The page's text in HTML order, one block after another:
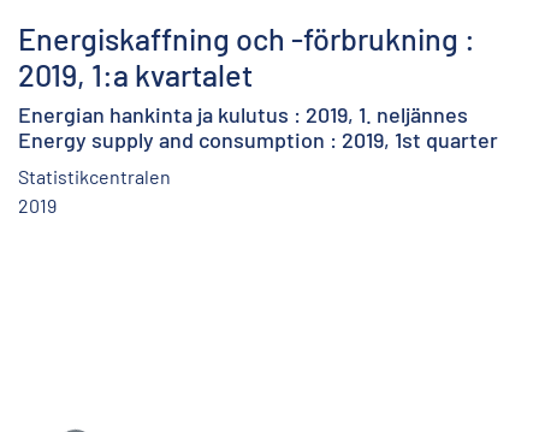
Energiskaffning och -förbrukning :
2019, 1:a kvartalet
Energian hankinta ja kulutus : 2019, 1. neljännes
Energy supply and consumption : 2019, 1st quarter
Statistikcentralen
2019